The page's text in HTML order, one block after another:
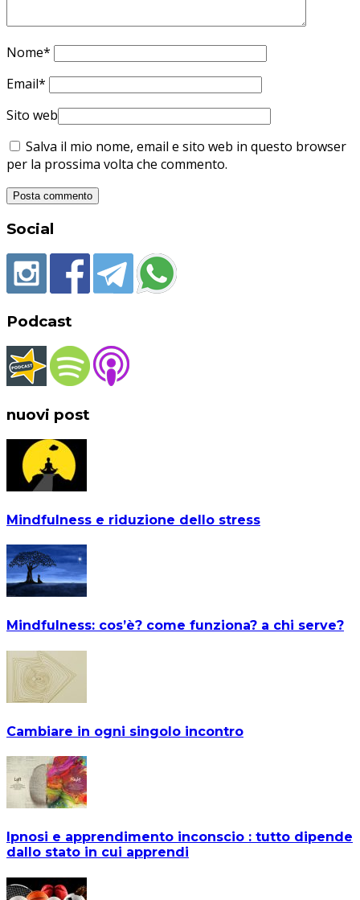
Nome*
Email*
Sito web
Salva il mio nome, email e sito web in questo browser
per la prossima volta che commento.
Social
Podcast
nuovi post
Mindfulness e riduzione dello stress
Mindfulness: cos’è? come funziona? a chi serve?
Cambiare in ogni singolo incontro
Ipnosi e apprendimento inconscio : tutto dipende
dallo stato in cui apprendi